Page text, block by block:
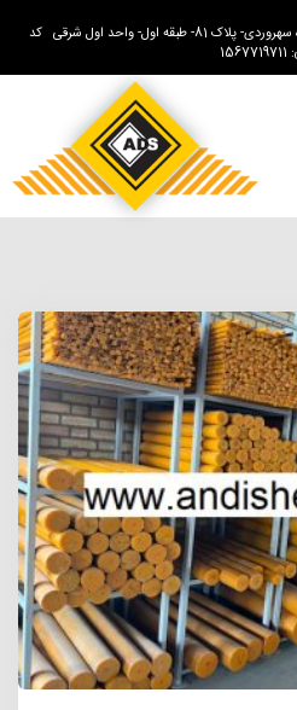
تهران، خیابان استاد مطهری،بعد از چهارراه سهروردی- پلاک 81- طبقه اول- واحد اول شرقی کد